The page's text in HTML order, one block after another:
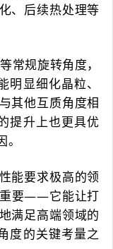
、后续热处理等
常规旋转角度，
明显细化晶粒、
其他互质角度相
提升上也更具优
能要求极高的领
重要——它能让打
满足高端领域的
度的关键考量之